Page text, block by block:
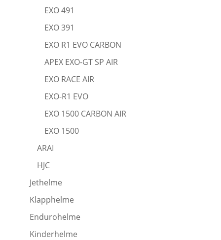
EXO 491
EXO 391
EXO R1 EVO CARBON
APEX EXO-GT SP AIR
EXO RACE AIR
EXO-R1 EVO
EXO 1500 CARBON AIR
EXO 1500
ARAI
HJC
Jethelme
Klapphelme
Endurohelme
Kinderhelme